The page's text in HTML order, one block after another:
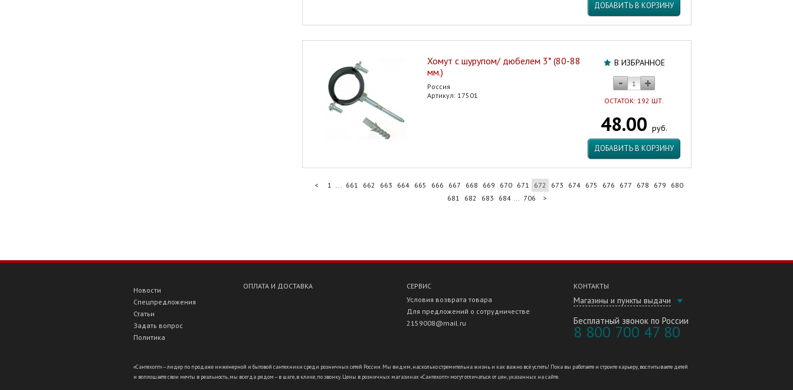
ДОБАВИТЬ В КОРЗИНУ
В ИЗБРАННОЕ
ОСТАТОК: 192 ШТ.
48.00 руб.
ДОБАВИТЬ В КОРЗИНУ
Хомут с шурупом/ дюбелем 3* (80-88
мм.)
Россия
Артикул: 17501
< 1 ... 661 662 663 664 665 666 667 668 669 670 671 672 673 674 675 676 677 678 679
680
681
682 683 684 ... 706 >
КОНТАКТЫ
Магазины и пункты выдачи
Бесплатный звонок по России
8 800 700 47 80
Новости
Спецпредложения
Статьи
Задать вопрос
Политика
ОПЛАТА И ДОСТАВКА
СЕРВИС
Условия возврата товара
Для предложений о сотрудничестве
2159008@mail.ru
«Сантехопт» – лидер по продаже инженерной и бытовой сантехники среди розничных сетей России. Мы видим, насколько стремительна жизнь и как важно всё успеть! Пока вы работаете и строите карьеру, воспитываете детей
и воплощаете свои мечты в реальность, мы всегда рядом – в шаге, в клике, по звонку. Цены в розничных магазинах «Сантехопт» могут отличаться от цен, указанных на сайте.